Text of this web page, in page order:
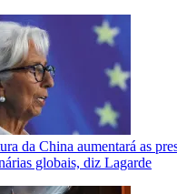
da China aumentará as
globais, diz Lagarde